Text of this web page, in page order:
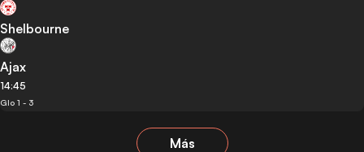
Shelbourne
Ajax
14:45
Glo 1 - 3
Más